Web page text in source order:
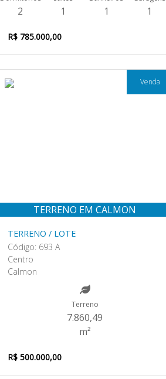
2 1 1 1
R$ 785.000,00
Venda
TERRENO EM CALMON
TERRENO / LOTE
Código: 693 A
Centro
Calmon
Terreno
7.860,49
m²
R$ 500.000,00